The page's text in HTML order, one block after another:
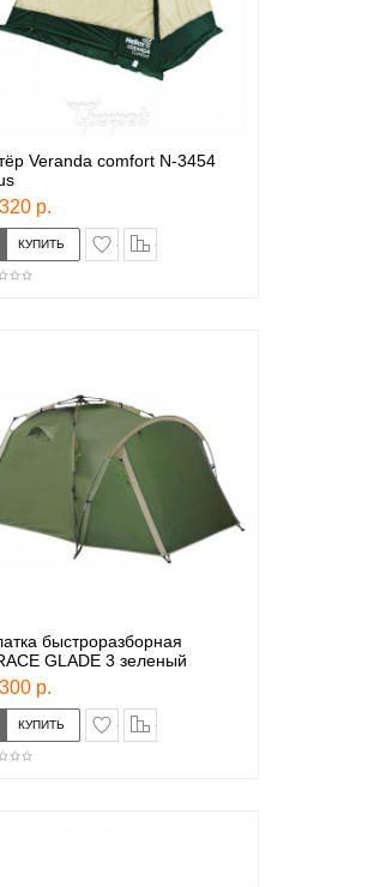
Veranda comfort N-3454
р.
в закладки
быстроразборная
GLADE 3 зеленый
р.
в закладки